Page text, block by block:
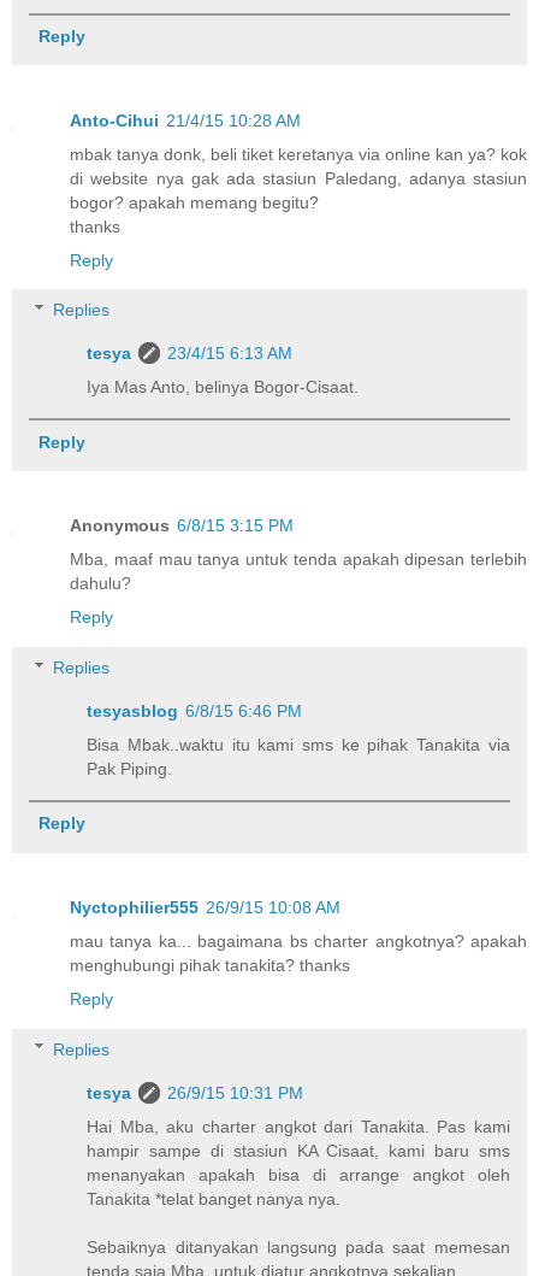
Reply
Anto-Cihui 21/4/15 10:28 AM
mbak tanya donk, beli tiket keretanya via online kan ya? kok
di website nya gak ada stasiun Paledang, adanya stasiun
bogor? apakah memang begitu?
thanks
Reply
Replies
tesya
23/4/15 6:13 AM
Iya Mas Anto, belinya Bogor-Cisaat.
Reply
Anonymous 6/8/15 3:15 PM
Mba, maaf mau tanya untuk tenda apakah dipesan terlebih
dahulu?
Reply
Replies
tesyasblog 6/8/15 6:46 PM
Bisa Mbak..waktu itu kami sms ke pihak Tanakita via
Pak Piping.
Reply
Nyctophilier555 26/9/15 10:08 AM
mau tanya ka... bagaimana bs charter angkotnya? apakah
menghubungi pihak tanakita? thanks
Reply
Replies
tesya
26/9/15 10:31 PM
Hai Mba, aku charter angkot dari Tanakita. Pas kami
hampir sampe di stasiun KA Cisaat, kami baru sms
menanyakan apakah bisa di arrange angkot oleh
Tanakita *telat banget nanya nya.
Sebaiknya ditanyakan langsung pada saat memesan
tenda saja Mba, untuk diatur angkotnya sekalian.